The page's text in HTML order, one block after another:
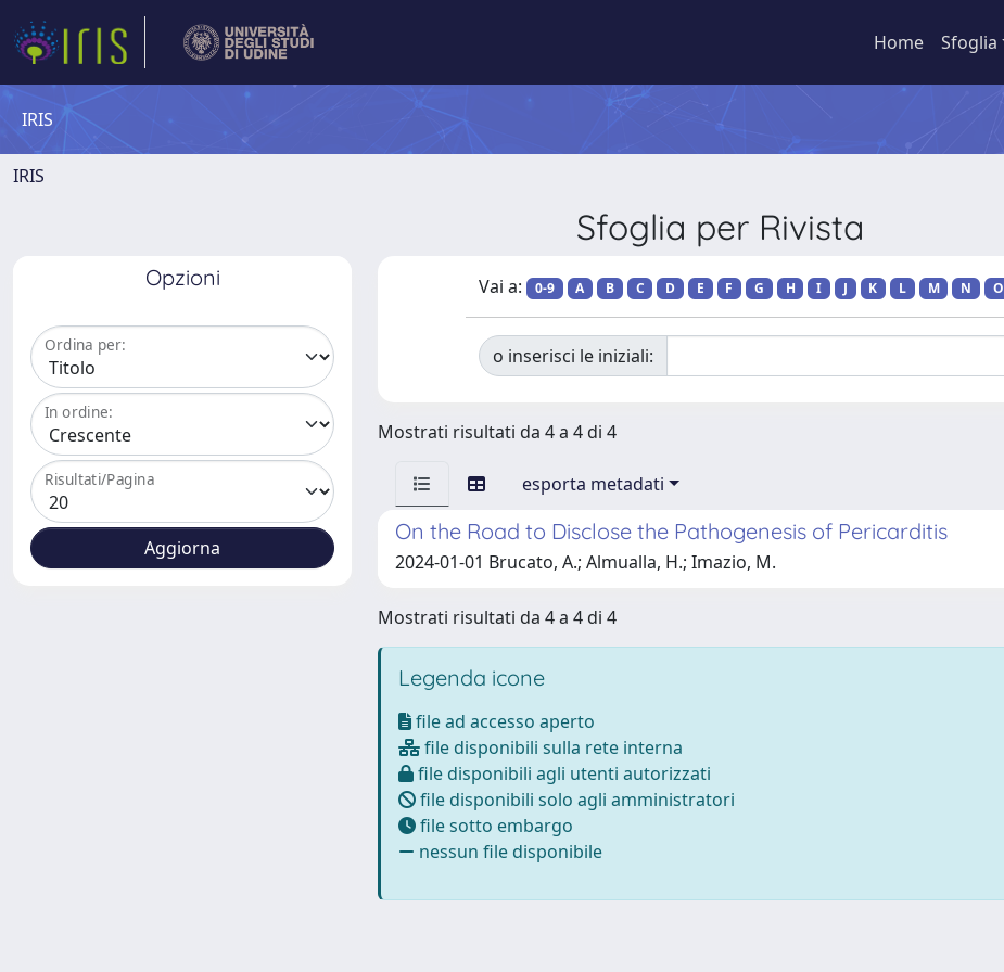
Home Sfoglia
IRIS
IRIS
Sfoglia per Rivista
Opzioni
Ordina per:
In ordine:
Risultati/Pagina
Vai a: 0-9 A B C D E F G H I J K L M N O
o inserisci le iniziali:
Mostrati risultati da 4 a 4 di 4
esporta metadati
On the Road to Disclose the Pathogenesis of Pericarditis
2024-01-01 Brucato, A.; Almualla, H.; Imazio, M.
Mostrati risultati da 4 a 4 di 4
Legenda icone
file ad accesso aperto
file disponibili sulla rete interna
file disponibili agli utenti autorizzati
file disponibili solo agli amministratori
file sotto embargo
nessun file disponibile